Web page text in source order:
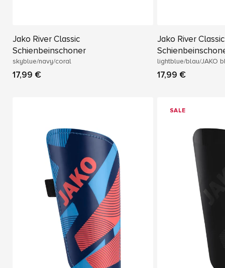
Jako River Classic
Schienbeinschoner
skyblue/navy/coral
17,99 €
Jako River Classic
lightblue/blau/JAKO
17,99 €
SALE